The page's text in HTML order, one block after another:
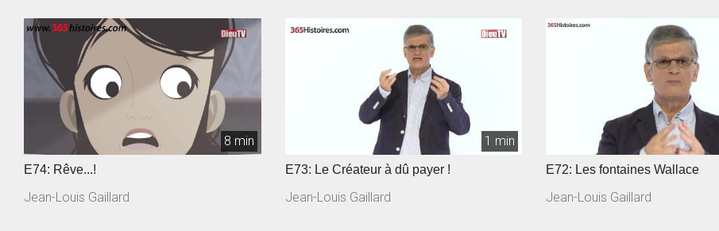
8 min
E74: Rêve...!
Jean-Louis Gaillard
1 min
E73: Le Créateur à dû payer !
Jean-Louis Gaillard
E72: Les fontaines Wallace
Jean-Louis Gaillard